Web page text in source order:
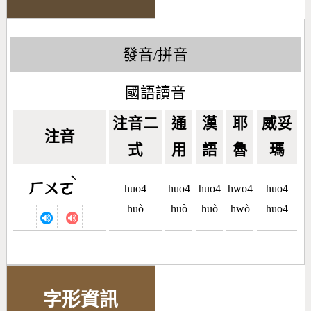
發音/拼音
國語讀音
注音
注音二
式
通
用
漢
語
耶
魯
威妥
瑪
ㄏㄨㄛ
ˋ
huo4
huò
huo4
huò
huo4
huò
hwo4
hwò
huo4
huo4
字形資訊